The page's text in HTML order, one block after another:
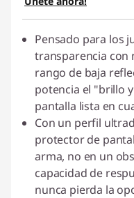
Pensado para los
transparencia con
rango de baja
potencia el "brillo
pantalla lista en
Con un perfil
protector de
arma, no en un
capacidad de
nunca pierda la